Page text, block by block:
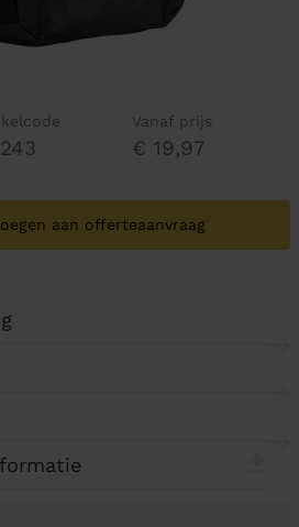
Vanaf prijs
€ 19,97
aan offerteaanvraag